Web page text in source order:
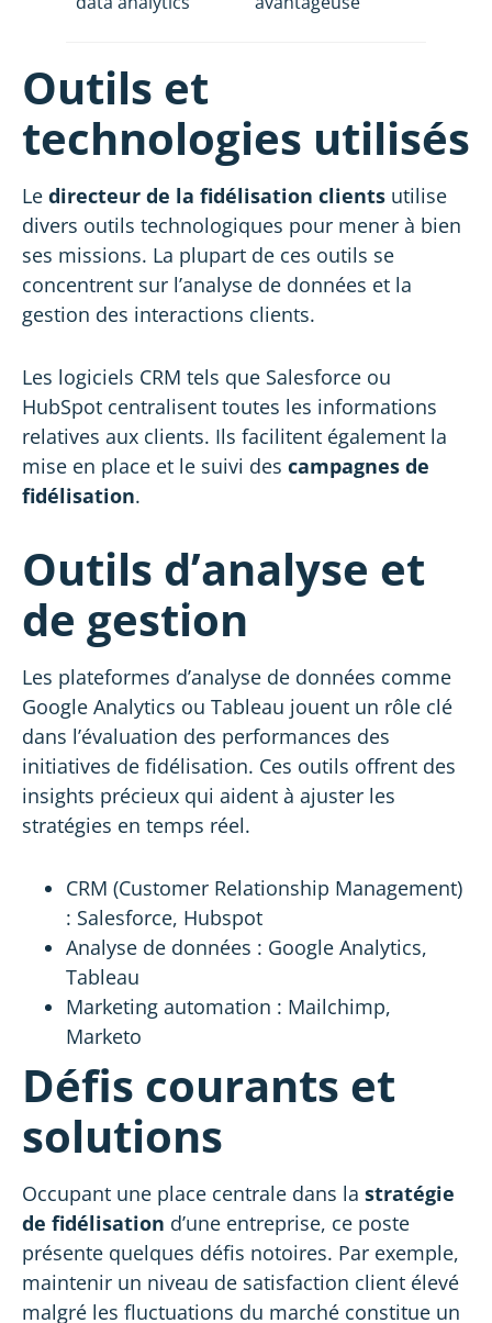
Outils et
technologies utilisés
Le directeur de la fidélisation clients utilise
divers outils technologiques pour mener à bien
ses missions. La plupart de ces outils se
concentrent sur l’analyse de données et la
gestion des interactions clients.
Les logiciels CRM tels que Salesforce ou
HubSpot centralisent toutes les informations
relatives aux clients. Ils facilitent également la
mise en place et le suivi des campagnes de
fidélisation.
Outils d’analyse et
de gestion
Les plateformes d’analyse de données comme
Google Analytics ou Tableau jouent un rôle clé
dans l’évaluation des performances des
initiatives de fidélisation. Ces outils offrent des
insights précieux qui aident à ajuster les
stratégies en temps réel.
CRM (Customer Relationship Management)
: Salesforce, Hubspot
Analyse de données : Google Analytics,
Tableau
Marketing automation : Mailchimp,
Marketo
Défis courants et
solutions
Occupant une place centrale dans la stratégie
de fidélisation d’une entreprise, ce poste
présente quelques défis notoires. Par exemple,
maintenir un niveau de satisfaction client élevé
malgré les fluctuations du marché constitue un